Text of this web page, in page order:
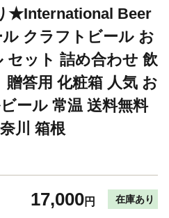
★International Beer
クラフトビール お
セット 詰め合わせ 飲
答用 化粧箱 人気 お
ール 常温 送料無料
川 箱根
17,000円 在庫あり